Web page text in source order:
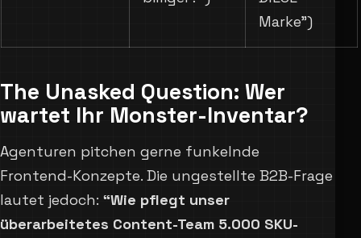
Marke”)
The Unasked Question: Wer
wartet Ihr Monster-Inventar?
Agenturen pitchen gerne funkelnde
Frontend-Konzepte. Die ungestellte B2B-Frage
lautet jedoch: “Wie pflegt unser
überarbeitetes Content-Team 5.000 SKU-